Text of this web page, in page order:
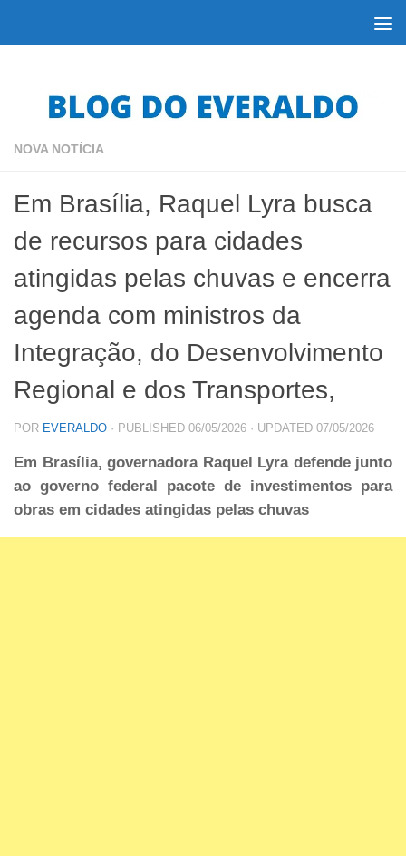
NOVA NOTÍCIA
Em Brasília, Raquel Lyra busca
de recursos para cidades
atingidas pelas chuvas e encerra
agenda com ministros da
Integração, do Desenvolvimento
Regional e dos Transportes,
POR EVERALDO · PUBLISHED 06/05/2026 · UPDATED 07/05/2026
Em Brasília, governadora Raquel Lyra defende junto
ao governo federal pacote de investimentos para
obras em cidades atingidas pelas chuvas